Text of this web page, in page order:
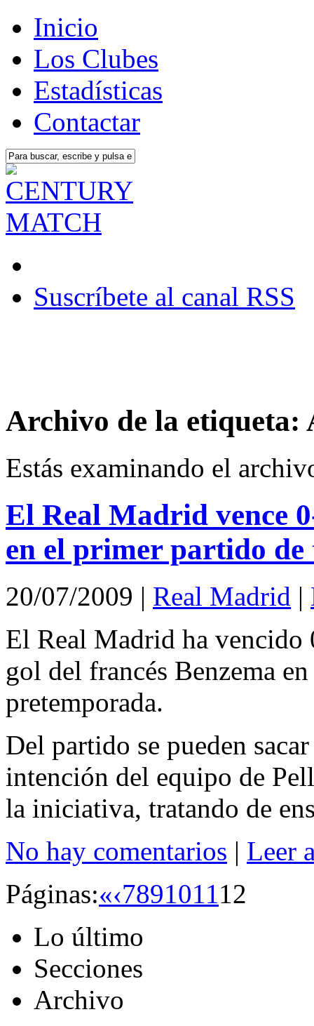
Inicio
Los Clubes
Estadísticas
Contactar
Suscríbete al canal RSS
Archivo de la etiqueta:
Estás examinando el
El Real Madrid vence
en el primer partido de
20/07/2009 | Real Madrid |
El Real Madrid ha vencido
gol del francés Benzema
pretemporada.
Del partido se pueden
intención del equipo de
la iniciativa, tratando de
No hay comentarios | Leer
Páginas:«‹789101112
Lo último
Secciones
Archivo